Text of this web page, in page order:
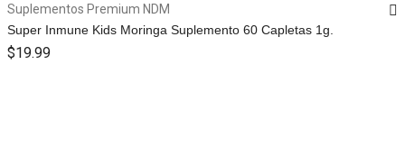
Suplementos Premium NDM
Super Inmune Kids Moringa Suplemento 60 Capletas 1g.
$19.99